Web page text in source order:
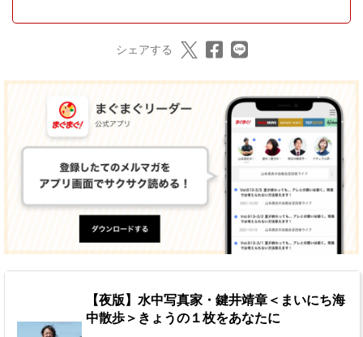
シェアする
【夜版】水中写真家・鍵井靖章＜まいにち海
中散歩＞きょうの１枚をあなたに